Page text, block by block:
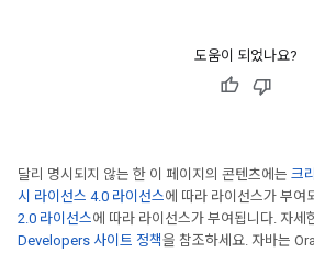
도움이 되었나요?
달리 명시되지 않는 한 이 페이지의 콘텐츠에는 크
시 라이선스 4.0 라이선스에 따라 라이선스가 부여
2.0 라이선스에 따라 라이선스가 부여됩니다. 자세
Developers 사이트 정책을 참조하세요. 자바는